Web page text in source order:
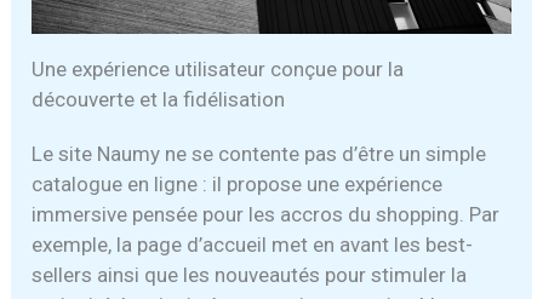
Une expérience utilisateur conçue pour la
découverte et la fidélisation
Le site Naumy ne se contente pas d’être un simple
catalogue en ligne : il propose une expérience
immersive pensée pour les accros du shopping. Par
exemple, la page d’accueil met en avant les best-
sellers ainsi que les nouveautés pour stimuler la